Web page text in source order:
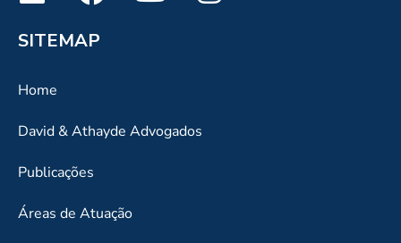
SITEMAP
Home
David & Athayde Advogados
Publicações
Áreas de Atuação